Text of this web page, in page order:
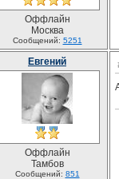
Оффлайн
Москва
Сообщений: 5251
Евгений
Оффлайн
Тамбов
Сообщений: 851